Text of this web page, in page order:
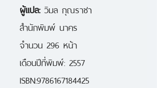
ผู้แปล:วิมล กุณราชา
สำนักพิมพ์ นาคร
จำนวน 296 หน้า
เดือนปีที่พิมพ์: 2557
ISBN:9786167184425